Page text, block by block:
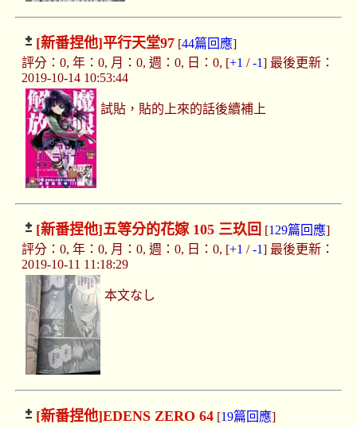
[新番捏他]平行天堂97[44篇回應]
評分：0, 年：0, 月：0, 週：0, 日：0, [+1 /-1] 最後更新：
2019-10-14 10:53:44
試貼，貼的上來的話後續補上
[新番捏他]五等分的花嫁 105 三玖回 [129篇回應]
評分：0, 年：0, 月：0, 週：0, 日：0, [+1 /-1] 最後更新：
2019-10-11 11:18:29
本文なし
[新番捏他]EDENS ZERO 64[19篇回應]